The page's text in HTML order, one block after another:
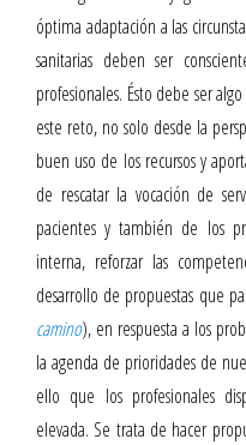
óptima adaptación a las
sanitarias deben ser
profesionales. Ésto debe ser
este reto, no solo desde la
buen uso de los recursos y
de rescatar la vocación de
pacientes y también de los
interna, reforzar las
desarrollo de propuestas que
camino), en respuesta a los
la agenda de prioridades de
ello que los profesionales
elevada. Se trata de hacer